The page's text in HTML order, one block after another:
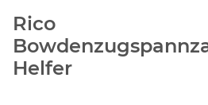
Rico
Helfer